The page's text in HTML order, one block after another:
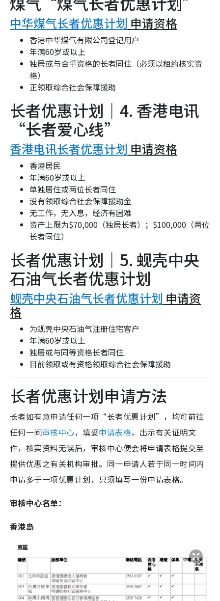
中华煤气长者优惠计划 申请资格
香港中华煤气有限公司登记用户
年满60岁或以上
独居或与合乎资格的长者同住（必须以租约核实资
格）
正领取综合社会保障援助
长者优惠计划｜4. 香港电讯
“长者爱心线”
香港电讯长者优惠计划 申请资格
香港居民
年满60岁或以上
单独居住或两位长者同住
没有领取综合社会保障援助金
无工作，无入息，经济有困难
资产上限为$70,000（独居长者）；$100,000（两位
长者同住）
长者优惠计划｜5. 蚬壳中央
石油气长者优惠计划
蚬壳中央石油气长者优惠计划 申请资
格
为蚬壳中央石油气注册住宅客户
年满60岁或以上
独居或与同等资格长者同住
目前领取或有资格领取综合社会保障援助
长者优惠计划申请方法
长者如有意申请任何一项“长者优惠计划”，均可前往
任何一间审核中心，填妥申请表格，出示有关证明文
件，核实资料无误后，审核中心便会将申请表格提交至
提供优惠之有关机构审批。同一申请人若于同一时间内
申请多于一项优惠计划，只须填写一份申请表格。
审核中心名单：
香港岛